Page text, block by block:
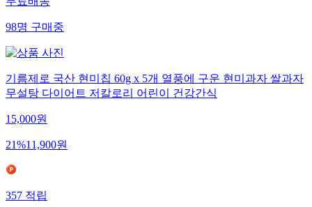
무료배송
98명구매중
기름제로 국산 현미칩 60g x 5개 열풍에 구운 현미과자 쌀과자
무설탕 다이어트 저칼로리 어린이 건강간식
15,000원
21%11,900원
357적립